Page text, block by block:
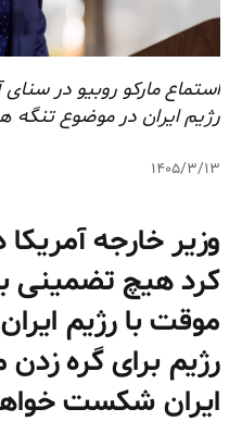
استماع مارکو روبیو در
رژیم ایران در موضوع تنگه
۱۴۰۵/۳/۱۳
وزیر خارجه
کرد هیچ تضمینی
موقت با رژیم
رژیم برای گره زدن
ایران شکست